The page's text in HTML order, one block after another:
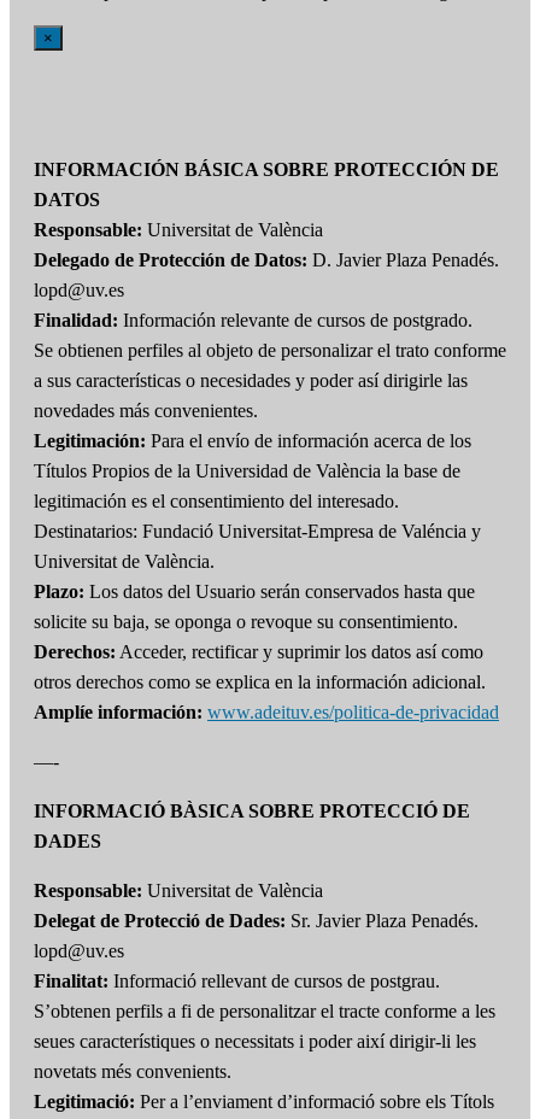
×
INFORMACIÓN BÁSICA SOBRE PROTECCIÓN DE
DATOS
Responsable: Universitat de València
Delegado de Protección de Datos: D. Javier Plaza Penadés.
lopd@uv.es
Finalidad: Información relevante de cursos de postgrado.
Se obtienen perfiles al objeto de personalizar el trato conforme
a sus características o necesidades y poder así dirigirle las
novedades más convenientes.
Legitimación: Para el envío de información acerca de los
Títulos Propios de la Universidad de València la base de
legitimación es el consentimiento del interesado.
Destinatarios: Fundació Universitat-Empresa de Valéncia y
Universitat de València.
Plazo: Los datos del Usuario serán conservados hasta que
solicite su baja, se oponga o revoque su consentimiento.
Derechos: Acceder, rectificar y suprimir los datos así como
otros derechos como se explica en la información adicional.
Amplíe información: www.adeituv.es/politica-de-privacidad
—-
INFORMACIÓ BÀSICA SOBRE PROTECCIÓ DE
DADES
Responsable: Universitat de València
Delegat de Protecció de Dades: Sr. Javier Plaza Penadés.
lopd@uv.es
Finalitat: Informació rellevant de cursos de postgrau.
S’obtenen perfils a fi de personalitzar el tracte conforme a les
seues característiques o necessitats i poder així dirigir-li les
novetats més convenients.
Legitimació: Per a l’enviament d’informació sobre els Títols